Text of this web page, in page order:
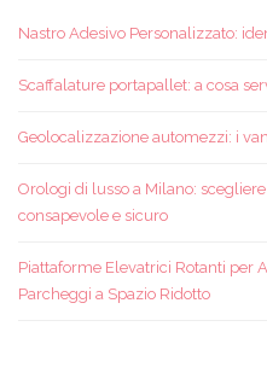
Nastro Adesivo Personalizzato:
Scaffalature portapallet: a cosa
Geolocalizzazione automezzi: i
Orologi di lusso a Milano:
consapevole e sicuro
Piattaforme Elevatrici Rotanti per
Parcheggi a Spazio Ridotto